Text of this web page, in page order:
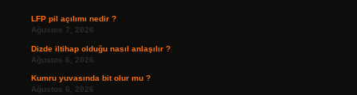
LFP pil açılımı nedir ?
Ağustos 7, 2026
Dizde iltihap olduğu nasıl anlaşılır ?
Ağustos 6, 2026
Kumru yuvasında bit olur mu ?
Ağustos 6, 2026